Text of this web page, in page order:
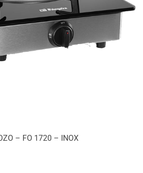
– FO 1720 – INOX